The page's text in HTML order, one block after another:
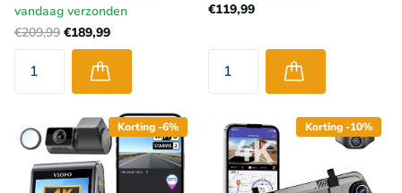
vandaag verzonden
€209,99 €189,99
€119,99
Korting -6% Korting -10%